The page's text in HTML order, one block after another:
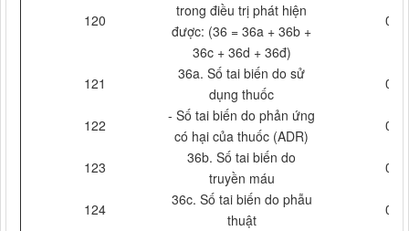
120
trong điều trị phát hiện
được: (36 = 36a + 36b +
36c + 36d + 36đ)
0
121
36a. Số tai biến do sử
dụng thuốc
0
122
- Số tai biến do phản ứng
có hại của thuốc (ADR)
0
123
36b. Số tai biến do
truyền máu
0
124
36c. Số tai biến do phẫu
thuật
0